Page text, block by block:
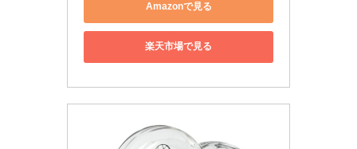
Amazonで見る
楽天市場で見る